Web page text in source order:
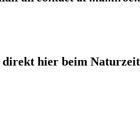
hier beim